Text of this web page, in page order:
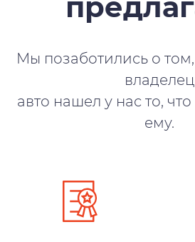
Мы позаботились о
владелец
авто нашел у нас то,
ему.